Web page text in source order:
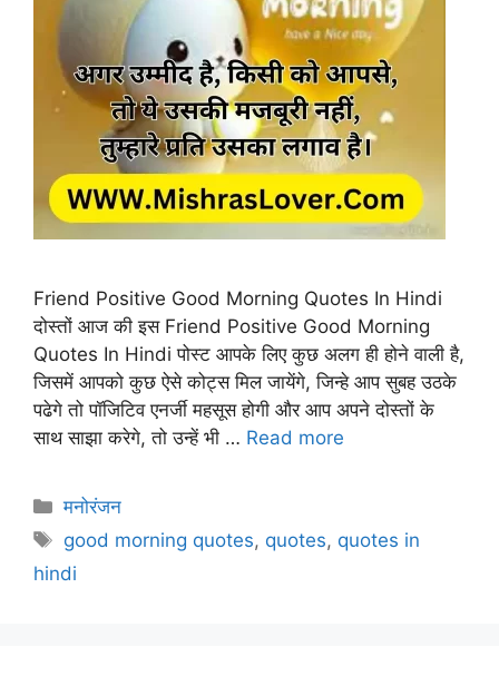
Friend Positive Good Morning Quotes In Hindi
दोस्तों आज की इस Friend Positive Good Morning
Quotes In Hindi पोस्ट आपके लिए कुछ अलग ही होने वाली है,
जिसमें आपको कुछ ऐसे कोट्स मिल जायेंगे, जिन्हे आप सुबह उठके
पढेगे तो पॉजिटिव एनर्जी महसूस होगी और आप अपने दोस्तों के
साथ साझा करेगे, तो उन्हें भी … Read more
Categories
मनोरंजन
Tags
good morning quotes, quotes, quotes in
hindi